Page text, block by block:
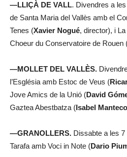
—LLIÇÀ DE VALL. Divendres a
de Santa Maria del Vallès amb el
Tenes (Xavier Nogué, director), i
Choeur du Conservatoire de Rouen
—MOLLET DEL VALLÈS.
l’Església amb Estoc de Veus (
Jove Amics de la Unió (David
Gaztea Abestbatza (Isabel
—GRANOLLERS. Dissabte a les
Tarafa amb Voci in Note (Dario